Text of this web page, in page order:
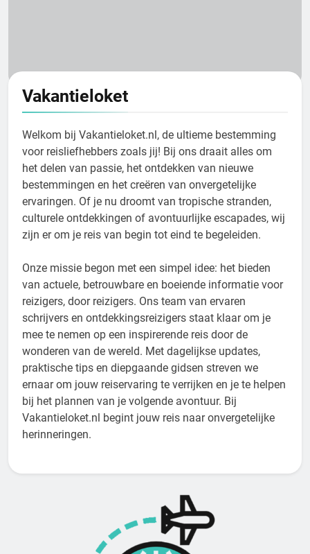
Vakantieloket
Welkom bij Vakantieloket.nl, de ultieme bestemming
voor reisliefhebbers zoals jij! Bij ons draait alles om
het delen van passie, het ontdekken van nieuwe
bestemmingen en het creëren van onvergetelijke
ervaringen. Of je nu droomt van tropische stranden,
culturele ontdekkingen of avontuurlijke escapades, wij
zijn er om je reis van begin tot eind te begeleiden.
Onze missie begon met een simpel idee: het bieden
van actuele, betrouwbare en boeiende informatie voor
reizigers, door reizigers. Ons team van ervaren
schrijvers en ontdekkingsreizigers staat klaar om je
mee te nemen op een inspirerende reis door de
wonderen van de wereld. Met dagelijkse updates,
praktische tips en diepgaande gidsen streven we
ernaar om jouw reiservaring te verrijken en je te helpen
bij het plannen van je volgende avontuur. Bij
Vakantieloket.nl begint jouw reis naar onvergetelijke
herinneringen.